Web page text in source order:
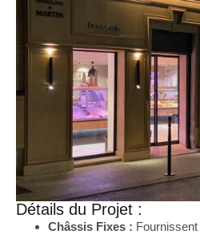
Détails du Projet :
Châssis Fixes :